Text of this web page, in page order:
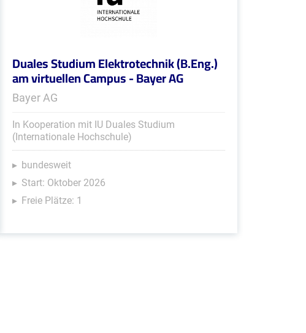
Duales Studium Elektrotechnik (B.Eng.)
am virtuellen Campus - Bayer AG
Bayer AG
In Kooperation mit IU Duales Studium
(Internationale Hochschule)
bundesweit
Start: Oktober 2026
Freie Plätze: 1